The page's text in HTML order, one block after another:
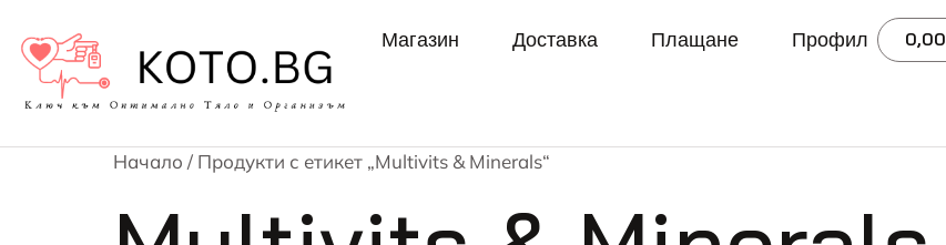
Магазин Доставка Плащане Профил 0,00
Начало / Продукти с етикет „Multivits & Minerals“